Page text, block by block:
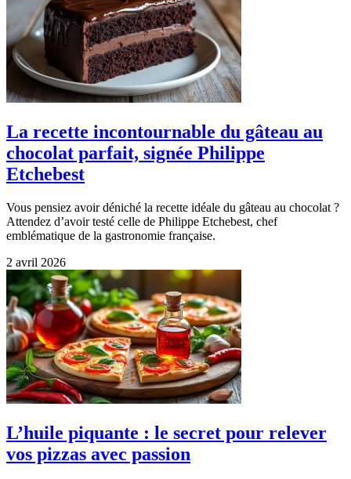
La recette incontournable du gâteau au
chocolat parfait, signée Philippe
Etchebest
Vous pensiez avoir déniché la recette idéale du gâteau au chocolat ?
Attendez d’avoir testé celle de Philippe Etchebest, chef
emblématique de la gastronomie française.
2 avril 2026
L’huile piquante : le secret pour relever
vos pizzas avec passion